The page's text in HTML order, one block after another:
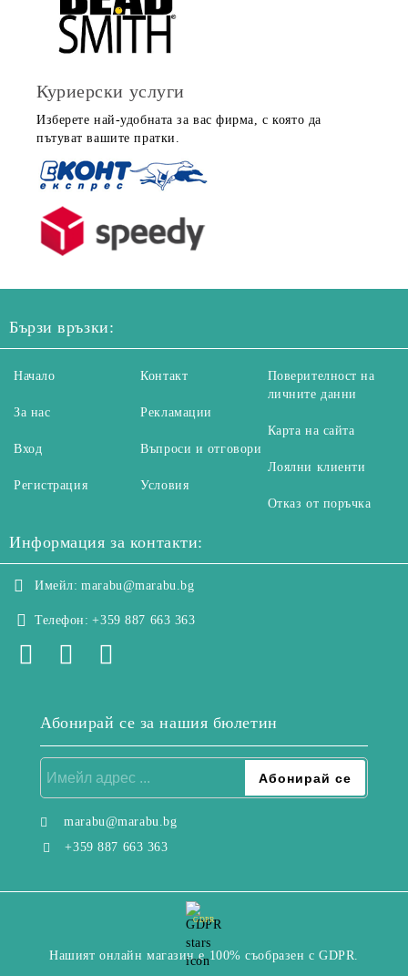
Куриерски услуги
Изберете най-удобната за вас фирма, с която да
пътуват вашите пратки.
Бързи връзки:
Начало
За нас
Вход
Регистрация
Контакт
Рекламации
Въпроси и отговори
Условия
Поверителност на
личните данни
Карта на сайта
Лоялни клиенти
Отказ от поръчка
Информация за контакти:
Имейл: marabu@marabu.bg
Телефон: +359 887 663 363
Абонирай се за нашия бюлетин
marabu@marabu.bg
+359 887 663 363
GDPR
Нашият онлайн магазин е 100% съобразен с GDPR.